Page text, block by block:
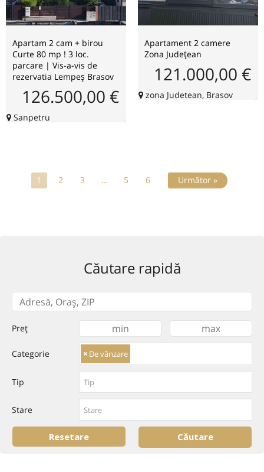
Apartam 2 cam + birou
Curte 80 mp ! 3 loc.
parcare | Vis-a-vis de
rezervatia Lempeș Brasov
126.500,00 €
Sanpetru
Apartament 2 camere
Zona Județean
121.000,00 €
zona Judetean, Brasov
1 2 3 … 5 6 Următor »
Căutare rapidă
Preț
Categorie × De vânzare
Tip
Stare